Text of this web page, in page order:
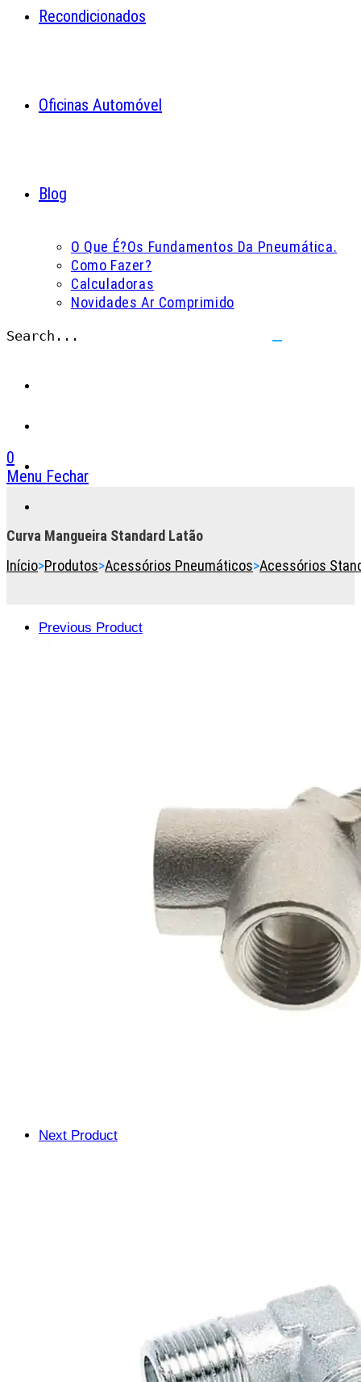
Recondicionados
Oficinas Automóvel
Blog
O Que É?Os Fundamentos Da Pneumática.
Como Fazer?
Calculadoras
Novidades Ar Comprimido
Search...
0
Menu Fechar
button
expand
Curva Mangueira Standard Latão
Início>Produtos>Acessórios Pneumáticos>Acessórios
Previous Product
Next Product